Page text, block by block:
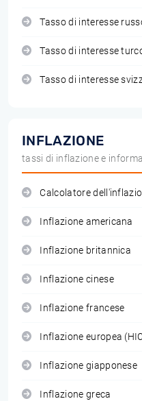
Tasso di interesse
Tasso di interesse
Tasso di interesse
INFLAZIONE
tassi di inflazione e
Calcolatore
Inflazione americana
Inflazione britannica
Inflazione cinese
Inflazione francese
Inflazione europea
Inflazione giapponese
Inflazione greca